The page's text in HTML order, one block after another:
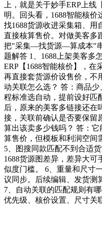
上，就是关于妙手ERP上
明。回头看，1688智能核
找1688货源收进采集箱、用
直接核算售价。对做美客多
把"采集—找货源—算成本"
题解答 1、1688上架美客多
ERP【1688智能核价】，在
再直接套货源价设售价，不
动关联怎么选？ 答：商品
程标准选自动，提前设好匹
后，原来的美客多链接还在
接，关联前确认是否要保留
算出该卖多少钱吗？ 答：
算售价，但模板和利润空间
5、图搜同款匹配不到合适
1688货源图差异，差异大
似度门槛。 6、重量和尺寸
议同步。后续编辑、发货测
7、自动关联的匹配规则有
优先级、核价设置、尺寸关